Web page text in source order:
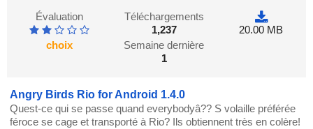
Évaluation
choix
Téléchargements
1,237
Semaine dernière
1
20.00 MB
Angry Birds Rio for Android 1.4.0
Quest-ce qui se passe quand everybodyâ?? S volaille préférée
féroce se cage et transporté à Rio? Ils obtiennent très en colère!